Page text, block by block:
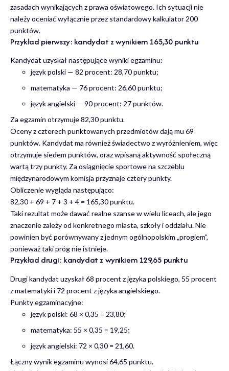
zasadach wynikających z prawa oświatowego. Ich sytuacji nie
należy oceniać wyłącznie przez standardowy kalkulator 200
punktów.
Przykład pierwszy: kandydat z wynikiem 165,30 punktu
Kandydat uzyskał następujące wyniki egzaminu:
język polski — 82 procent: 28,70 punktu;
matematyka — 76 procent: 26,60 punktu;
język angielski — 90 procent: 27 punktów.
Za egzamin otrzymuje 82,30 punktu.
Oceny z czterech punktowanych przedmiotów dają mu 69
punktów. Kandydat ma również świadectwo z wyróżnieniem, więc
otrzymuje siedem punktów, oraz wpisaną aktywność społeczną
wartą trzy punkty. Za osiągnięcie sportowe na szczeblu
międzynarodowym komisja przyznaje cztery punkty.
Obliczenie wygląda następująco:
82,30 + 69 + 7 + 3 + 4 = 165,30 punktu.
Taki rezultat może dawać realne szanse w wielu liceach, ale jego
znaczenie zależy od konkretnego miasta, szkoły i oddziału. Nie
powinien być porównywany z jednym ogólnopolskim „progiem”,
ponieważ taki próg nie istnieje.
Przykład drugi: kandydat z wynikiem 129,65 punktu
Drugi kandydat uzyskał 68 procent z języka polskiego, 55 procent
z matematyki i 72 procent z języka angielskiego.
Punkty egzaminacyjne:
język polski: 68 × 0,35 = 23,80;
matematyka: 55 × 0,35 = 19,25;
język angielski: 72 × 0,30 = 21,60.
Łączny wynik egzaminu wynosi 64,65 punktu.